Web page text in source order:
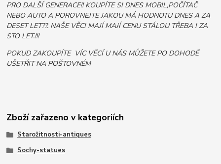
PRO DALŠÍ GENERACE!! KOUPÍTE SI DNES MOBIL,POČÍTAČ
NEBO AUTO A POROVNEJTE JAKOU MÁ HODNOTU DNES A ZA
DESET LET??. NAŠE VĚCI MAJÍ MAJÍ CENU STÁLOU TŘEBA I ZA
STO LET.!!!
POKUD ZAKOUPÍTE VÍC VĚCÍ U NÁS MŮŽETE PO DOHODĚ
UŠETŘIT NA POŠTOVNÉM
Zboží zařazeno v kategoriích
Starožitnosti-antiques
Sochy-statues